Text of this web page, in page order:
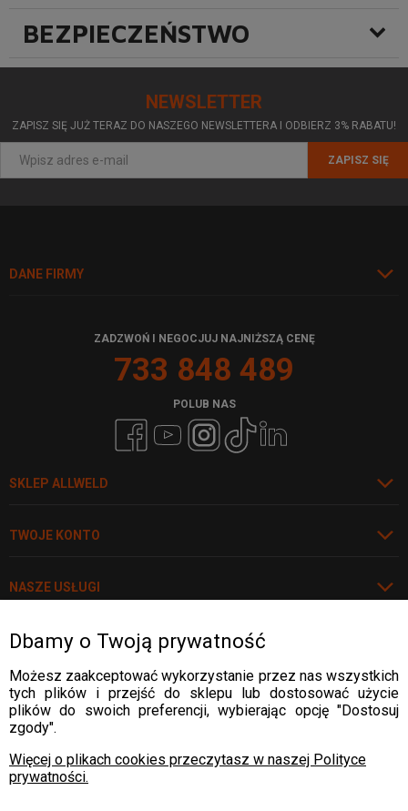
BEZPIECZEŃSTWO
NEWSLETTER
ZAPISZ SIĘ JUŻ TERAZ DO NASZEGO NEWSLETTERA I ODBIERZ 3% RABATU!
ZAPISZ SIĘ
DANE FIRMY
SKLEP ALLWELD
TWOJE KONTO
NASZE USŁUGI
POLECAMY
ZADZWOŃ I NEGOCJUJ NAJNIŻSZĄ CENĘ
733 848 489
POLUB NAS
DOSTAWA:
Dbamy o Twoją prywatność
Możesz zaakceptować wykorzystanie przez nas wszystkich
tych plików i przejść do sklepu lub dostosować użycie
plików do swoich preferencji, wybierając opcję "Dostosuj
zgody".
Więcej o plikach cookies przeczytasz w naszej Polityce
prywatności.